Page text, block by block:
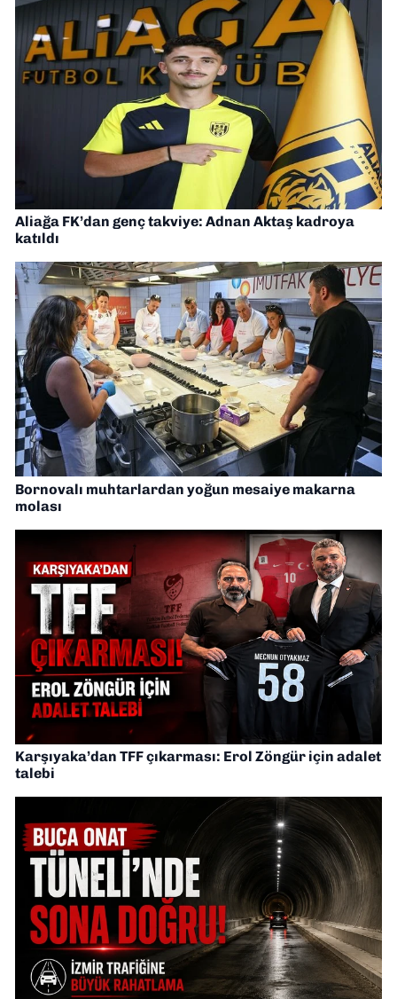
Aliağa FK’dan genç takviye: Adnan Aktaş kadroya
katıldı
Bornovalı muhtarlardan yoğun mesaiye makarna
molası
Karşıyaka’dan TFF çıkarması: Erol Zöngür için adalet
talebi